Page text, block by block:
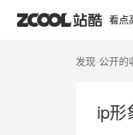
看点
发现-公开的
ip形
ip形象